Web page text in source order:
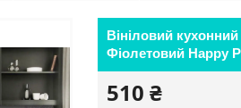
Вініловий
Фіолетовий Happy
510 ₴